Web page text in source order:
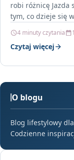
robi różnicę Jazda
tym, co dzieje się
4 minuty czytania
Czytaj więcej
O blogu
Blog lifestylowy
Codzienne